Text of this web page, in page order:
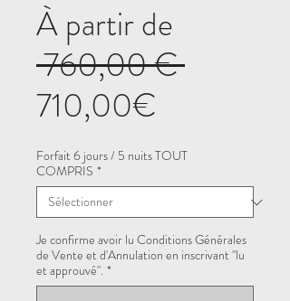
À partir de
760,00 € Prix
710,00€
Forfait 6 jours / 5 nuits TOUT
COMPRIS *
Je confirme avoir lu Conditions Générales
de Vente et d'Annulation en inscrivant "lu
et approuvé". *